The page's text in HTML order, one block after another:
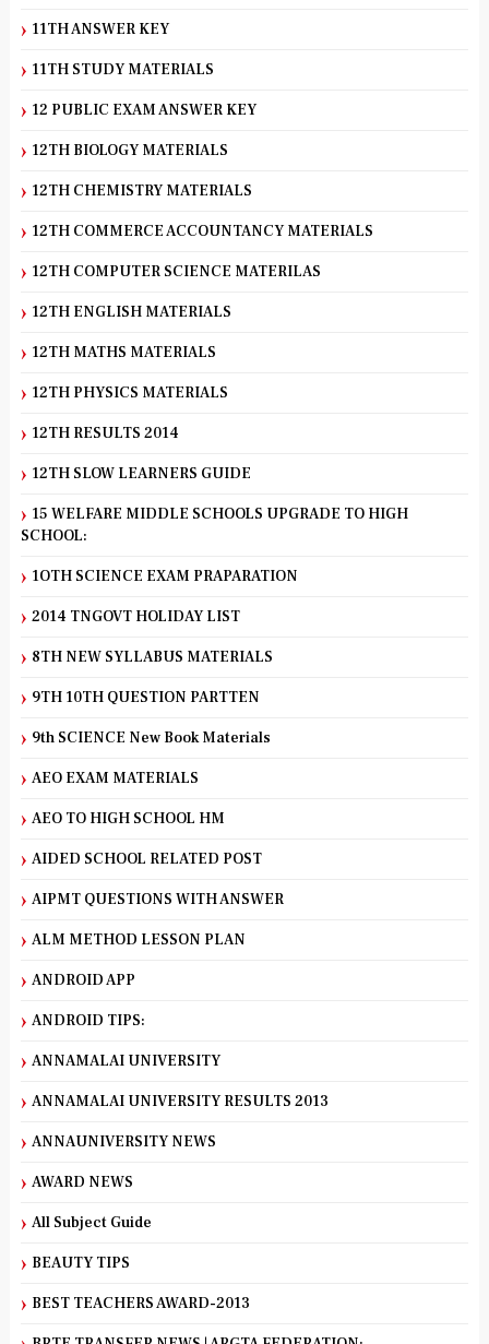
11TH ANSWER KEY
11TH STUDY MATERIALS
12 PUBLIC EXAM ANSWER KEY
12TH BIOLOGY MATERIALS
12TH CHEMISTRY MATERIALS
12TH COMMERCE ACCOUNTANCY MATERIALS
12TH COMPUTER SCIENCE MATERILAS
12TH ENGLISH MATERIALS
12TH MATHS MATERIALS
12TH PHYSICS MATERIALS
12TH RESULTS 2014
12TH SLOW LEARNERS GUIDE
15 WELFARE MIDDLE SCHOOLS UPGRADE TO HIGH
SCHOOL:
1OTH SCIENCE EXAM PRAPARATION
2014 TNGOVT HOLIDAY LIST
8TH NEW SYLLABUS MATERIALS
9TH 10TH QUESTION PARTTEN
9th SCIENCE New Book Materials
AEO EXAM MATERIALS
AEO TO HIGH SCHOOL HM
AIDED SCHOOL RELATED POST
AIPMT QUESTIONS WITH ANSWER
ALM METHOD LESSON PLAN
ANDROID APP
ANDROID TIPS:
ANNAMALAI UNIVERSITY
ANNAMALAI UNIVERSITY RESULTS 2013
ANNAUNIVERSITY NEWS
AWARD NEWS
All Subject Guide
BEAUTY TIPS
BEST TEACHERS AWARD-2013